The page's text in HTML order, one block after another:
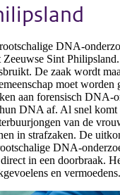
DNA-
Sint
De zaak wordt
moet
aan forensisch
DNA af. Al snel
van de
in strafzaken. De
DNA-
in een doorbraak.
en